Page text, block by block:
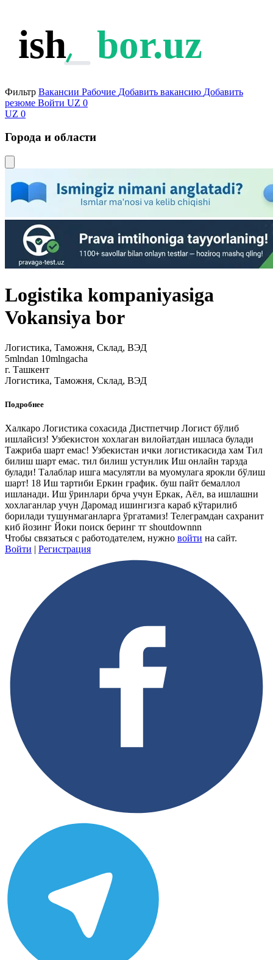
ish bor.uz
Фильтр Вакансии Рабочие Добавить вакансию Добавить
резюме Войти UZ 0
UZ 0
Города и области
Logistika kompaniyasiga
Vokansiya bor
Логистика, Таможня, Склад, ВЭД
5mlndan 10mlngacha
г. Ташкент
Логистика, Таможня, Склад, ВЭД
Подробнее
Халкаро Логистика сохасида Дистпетчир Логист бўлиб
ишлайсиз! Узбекистон хохлаган вилойатдан ишласа булади
Тажриба шарт емас! Узбекистан ички логистикасида хам Тил
билиш шарт емас. тил билиш устунлик Иш онлайн тарзда
булади! Талаблар ишга масулятли ва муомулага ярокли бўлиш
шарт! 18 Иш тартиби Еркин график. буш пайт бемаллол
ишланади. Иш ўринлари брча учун Еркак, Аёл, ва ишлашни
хохлаганлар учун Даромад ишингизга караб кўтарилиб
борилади тушунмаганларга ўргатамиз! Телеграмдан сахранит
киб йозинг Йоки поиск беринг тг shoutdownnn
Чтобы связаться с работодателем, нужно войти на сайт.
Войти | Регистрация